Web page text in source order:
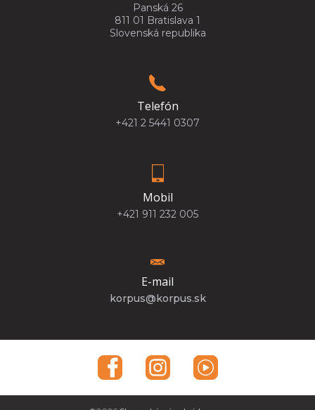
Panská 26
811 01 Bratislava 1
Slovenská republika
Telefón
+421 2 5441 0307
Mobil
+421 911 232 005
E-mail
korpus@korpus.sk